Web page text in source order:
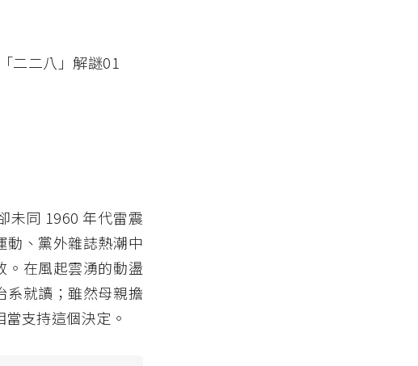
未同 1960 年代雷震
動、黨外雜誌熱潮中
。在風起雲湧的動盪
系就讀；雖然母親擔
支持這個決定。